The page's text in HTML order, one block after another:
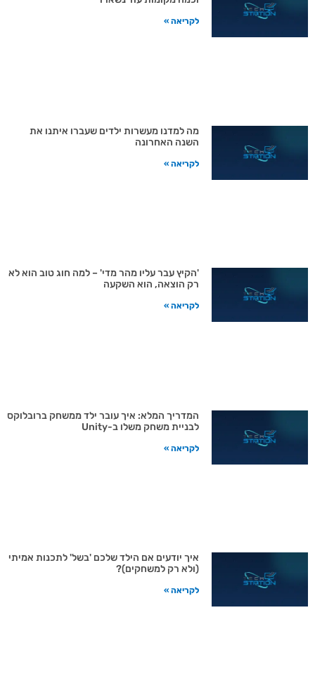
לקריאה »
מה למדנו מעשרות ילדים שעברו איתנו את
השנה האחרונה
לקריאה »
'הקיץ עבר עליו מהר מדי' – למה חוג טוב הוא לא
רק הוצאה, הוא השקעה
לקריאה »
המדריך המלא: איך עובר ילד ממשחק ברובלוקס
לבניית משחק משלו ב-Unity
לקריאה »
איך יודעים אם הילד שלכם 'בשל' לתכנות אמיתי
(ולא רק למשחקים)?
לקריאה »